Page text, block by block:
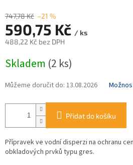
747,78 Kč –21 %
590,75 Kč / ks
488,22 Kč bez DPH
cena:
Skladem (2 ks)
Můžeme doručit do: 13.08.2026
Přidat do košíku
Přípravek ve vodní disperzi na ochranu
obkladových prvků typu gres.